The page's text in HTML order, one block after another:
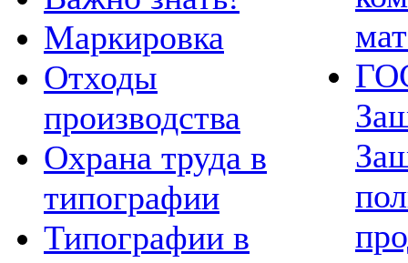
Маркировка
Отходы
производства
Охрана труда в
типографии
Типографии в